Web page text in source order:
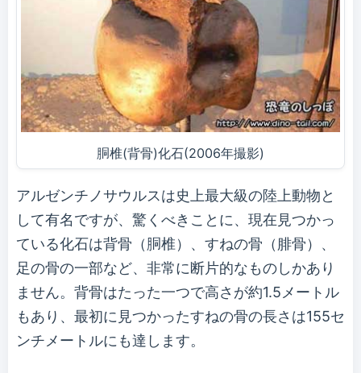
胴椎(背骨)化石(2006年撮影)
アルゼンチノサウルスは史上最大級の陸上動物と
して有名ですが、驚くべきことに、現在見つかっ
ている化石は背骨（胴椎）、すねの骨（腓骨）、
足の骨の一部など、非常に断片的なものしかあり
ません。背骨はたった一つで高さが約1.5メートル
もあり、最初に見つかったすねの骨の長さは155セ
ンチメートルにも達します。